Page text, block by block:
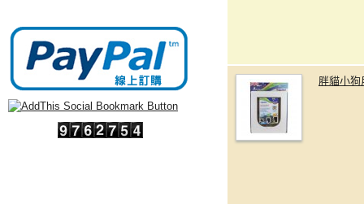
胖貓小狗